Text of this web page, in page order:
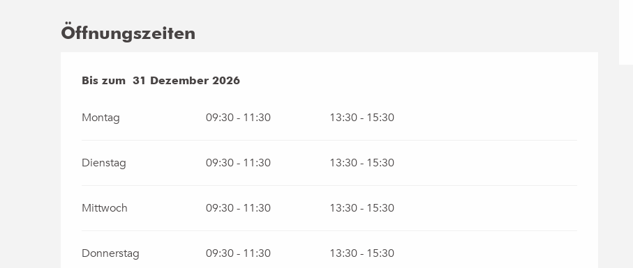
Öffnungszeiten
vom5 Januar 2026bis zum
Bis zum 31 Dezember 2026
Montag 09:30 - 11:30 13:30 - 15:30
Dienstag 09:30 - 11:30 13:30 - 15:30
Mittwoch 09:30 - 11:30 13:30 - 15:30
Donnerstag 09:30 - 11:30 13:30 - 15:30